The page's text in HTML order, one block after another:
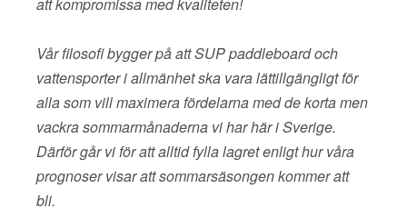
Vår filosofi bygger på att SUP paddleboard och
vattensporter i allmänhet ska vara lättillgängligt för
alla som vill maximera fördelarna med de korta men
vackra sommarmånaderna vi har här i Sverige.
Därför går vi för att alltid fylla lagret enligt hur våra
prognoser visar att sommarsäsongen kommer att
bli.